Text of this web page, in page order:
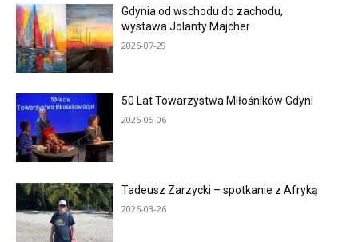
Gdynia od wschodu do zachodu,
wystawa Jolanty Majcher
2026-07-29
50 Lat Towarzystwa Miłośników Gdyni
2026-05-06
Tadeusz Zarzycki – spotkanie z Afryką
2026-03-26